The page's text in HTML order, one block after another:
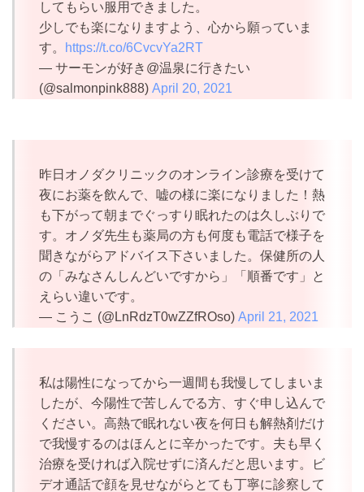
してもらい服用できました。
少しでも楽になりますよう、心から願っていま
す。
https://t.co/6CvcvYa2RT
— サーモンが好き@温泉に行きたい
(@salmonpink888) April 20, 2021
昨日オノダクリニックのオンライン診療を受けて
夜にお薬を飲んで、嘘の様に楽になりました！熱
も下がって朝までぐっすり眠れたのは久しぶりで
す。オノダ先生も薬局の方も何度も電話で様子を
聞きながらアドバイス下さいました。保健所の人
の「みなさんしんどいですから」「順番です」と
えらい違いです。
— こうこ (@LnRdzT0wZZfROso) April 21, 2021
私は陽性になってから一週間も我慢してしまいま
したが、今陽性で苦しんでる方、すぐ申し込んで
ください。高熱で眠れない夜を何日も解熱剤だけ
で我慢するのはほんとに辛かったです。夫も早く
治療を受ければ入院せずに済んだと思います。ビ
デオ通話で顔を見せながらとても丁寧に診察して